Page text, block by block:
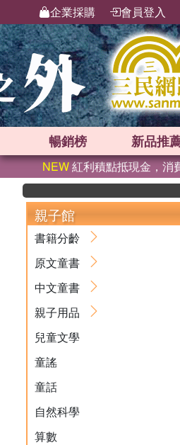
企業採購 會員登入
暢銷榜 新品推
NEW紅利積點抵現金，消
親子館
書籍分齡
原文童書
中文童書
親子用品
兒童文學
童謠
童話
自然科學
算數